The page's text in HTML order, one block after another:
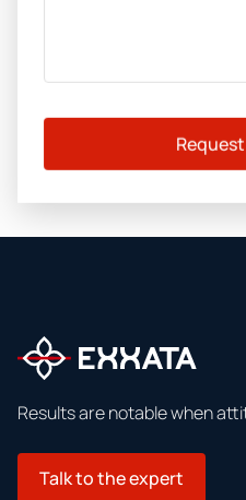
Results are notable when
Talk to the expert